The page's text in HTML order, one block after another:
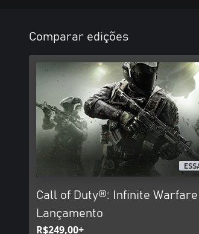
© 2016 Activision Publishing, Inc. ACTIVISION,
are trademarks of Activision Publishing, Inc.
Comparar edições
Call of Duty®: Infinite Warfare
Lançamento
R$249,00+